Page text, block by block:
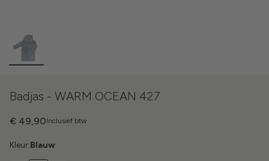
Badjas - WARM OCEAN 427
Inclusief btw
€ 49,90
Kleur:Blauw